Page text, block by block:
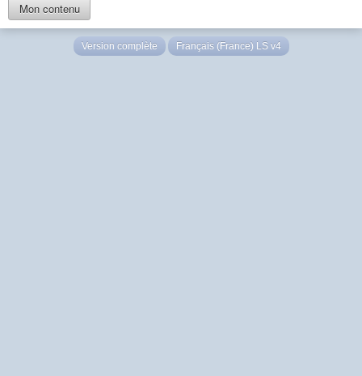
Mon contenu
Version complète Français (France) LS v4